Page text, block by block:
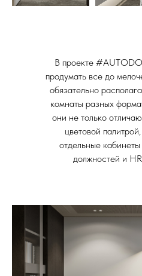
В проекте
продумать все до
обязательно
комнаты разных
они не только
цветовой
отдельные
должностей и